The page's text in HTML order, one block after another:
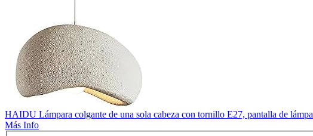
HAIDU Lámpara colgante de una sola cabeza con tornillo E27, pantalla de
Más Info